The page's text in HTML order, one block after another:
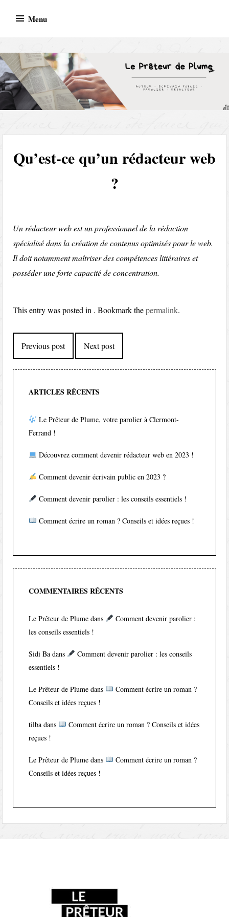
Menu
Qu’est-ce qu’un rédacteur web
?
Un rédacteur web est un professionnel de la rédaction
spécialisé dans la création de contenus optimisés pour le web.
Il doit notamment maîtriser des compétences littéraires et
posséder une forte capacité de concentration.
This entry was posted in . Bookmark thepermalink.
navigation
Previous post Next post
ARTICLES RÉCENTS
Le Prêteur de Plume, votre parolier à Clermont-
Ferrand !
Découvrez comment devenir rédacteur web en 2023 !
Comment devenir écrivain public en 2023 ?
Comment devenir parolier : les conseils essentiels !
Comment écrire un roman ? Conseils et idées reçues !
COMMENTAIRES RÉCENTS
Le Prêteur de Plume dans
Comment devenir parolier :
les conseils essentiels !
Sidi Ba dans
Comment devenir parolier : les conseils
essentiels !
Le Prêteur de Plume dans
Comment écrire un roman ?
Conseils et idées reçues !
tilba dans
Comment écrire un roman ? Conseils et idées
reçues !
Le Prêteur de Plume dans
Comment écrire un roman ?
Conseils et idées reçues !